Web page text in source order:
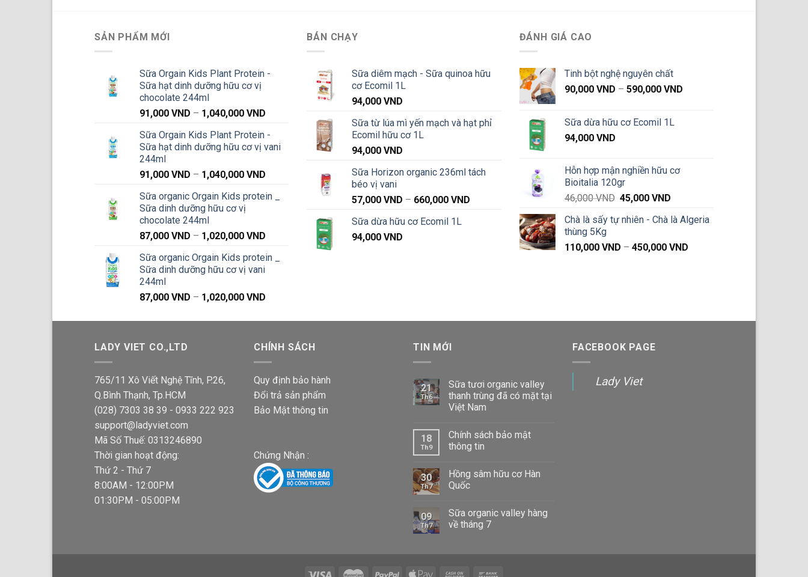
SẢN PHẨM MỚI
Sữa Orgain Kids Plant Protein -
Sữa hạt dinh dưỡng hữu cơ vị
chocolate 244ml
91,000 VND – 1,040,000 VND
từ
91,000 VND
1,040,000 VND
Sữa Orgain Kids Plant Protein -
Sữa hạt dinh dưỡng hữu cơ vị vani
244ml
91,000 VND – 1,040,000 VND
từ
1,040,000 VND
Sữa organic Orgain Kids protein _
Sữa dinh dưỡng hữu cơ vị
chocolate 244ml
87,000 VND – 1,020,000 VND
từ
Sữa organic Orgain Kids protein _
Sữa dinh dưỡng hữu cơ vị vani
244ml
87,000 VND – 1,020,000 VND
từ
đến
1,020,000 VND
BÁN CHẠY
Sữa diêm mạch - Sữa quinoa hữu
cơ Ecomil 1L
94,000VND
Sữa từ lúa mì yến mạch và hạt phỉ
Ecomil hữu cơ 1L
94,000VND
Sữa Horizon organic 236ml tách
béo vị vani
57,000VND – 660,000VND
57,000 VND
Sữa dừa hữu cơ Ecomil 1L
94,000VND
ĐÁNH GIÁ CAO
Tinh bột nghệ nguyên chất
90,000 VND – 590,000 VNDKhoảng
Sữa dừa hữu cơ Ecomil 1L
94,000 VND
Hỗn hợp mận nghiền hữu cơ
Bioitalia 120gr
46,000VND Giá
là:
45,000VND
tại
45,000 VND.
Chà là sấy tự nhiên - Chà là Algeria
thùng 5Kg
110,000 VND – 450,000 VNDKhoảng
LADY VIET CO.,LTD
765/11 Xô Viết Nghệ Tĩnh, P.26,
Q.Bình Thạnh, Tp.HCM
(028) 7303 38 39 - 0933 222 923
support@ladyviet.com
Mã Số Thuế: 0313246890
Thời gian hoạt động:
Thứ 2 - Thứ 7
8:00AM - 12:00PM
01:30PM - 05:00PM
CHÍNH SÁCH
Quy định bảo hành
Đổi trả sản phẩm
Bảo Mật thông tin
Chứng Nhận :
TIN MỚI
21
Th6
Sữa tươi organic valley
thanh trùng đã có mặt tại
Việt Nam
18
Th9
Chính sách bảo mật
thông tin
30
Th7
Hồng sâm hữu cơ Hàn
Quốc
09
Th7
Sữa organic valley hàng
về tháng 7
FACEBOOK PAGE
Lady Viet